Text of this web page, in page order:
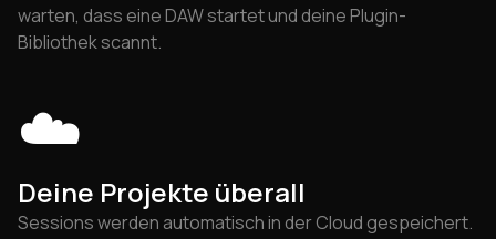
warten, dass eine DAW startet und deine Plugin-
Bibliothek scannt.
☁️
Deine Projekte überall
Sessions werden automatisch in der Cloud gespeichert.